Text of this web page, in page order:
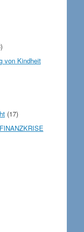
von Kindheit
(17)